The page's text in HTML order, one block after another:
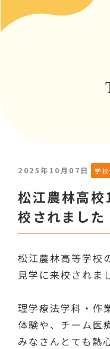
2025年10月07日 学
松江農林高
校されました
松江農林高等学校
見学に来校されま
理学療法学科・作
体験や、チーム医
みなさんとても熱